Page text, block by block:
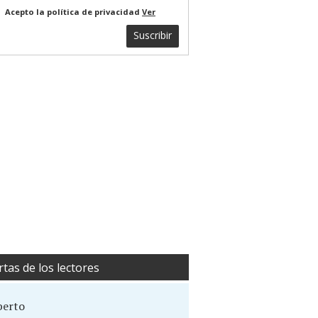
Acepto la política de privacidad Ver
Suscribir
de los lectores